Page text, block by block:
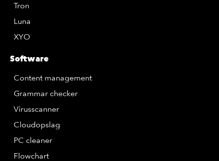
Tron
Luna
XYO
Software
Content management
Grammar checker
Virusscanner
Cloudopslag
PC cleaner
Flowchart